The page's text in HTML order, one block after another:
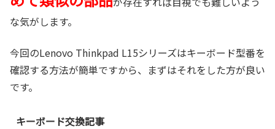
な気がします。
今回のLenovo Thinkpad L15シリーズはキーボード型番を
確認する方法が簡単ですから、まずはそれをした方が良い
です。
キーボード交換記事